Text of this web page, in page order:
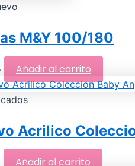
M&Y 100/180
Añadir al carrito
Acrilico
Añadir al carrito